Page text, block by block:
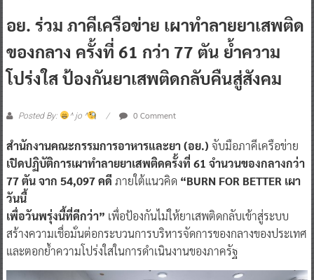
อย. ร่วม ภาคีเครือข่าย เผาทำลายยาเสพติด
ของกลาง ครั้งที่ 61 กว่า 77 ตัน ย้ำความ
โปร่งใส ป้องกันยาเสพติดกลับคืนสู่สังคม
Posted By: ^ jo ^ 0 Comment
สำนักงานคณะกรรมการอาหารและยา (อย.) จับมือภาคีเครือข่าย
เปิดปฏิบัติการเผาทำลายยาเสพติดครั้งที่ 61 จำนวนของกลางกว่า
77 ตัน จาก 54,097 คดี ภายใต้แนวคิด “BURN FOR BETTER เผา
วันนี้
เพื่อวันพรุ่งนี้ที่ดีกว่า” เพื่อป้องกันไม่ให้ยาเสพติดกลับเข้าสู่ระบบ
สร้างความเชื่อมั่นต่อกระบวนการบริหารจัดการของกลางของประเทศ
และตอกย้ำความโปร่งใสในการดำเนินงานของภาครัฐ